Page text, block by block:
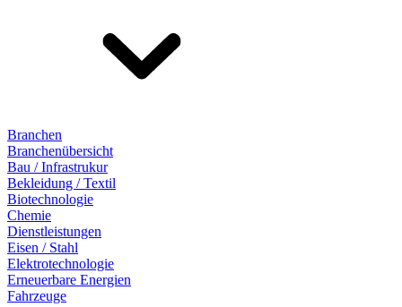
Branchen
Branchenübersicht
Bau / Infrastrukur
Bekleidung / Textil
Biotechnologie
Chemie
Dienstleistungen
Eisen / Stahl
Elektrotechnologie
Erneuerbare Energien
Fahrzeuge